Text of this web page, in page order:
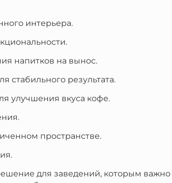
интерьера.
напитков на вынос.
стабильного результата.
улучшения вкуса кофе.
пространстве.
для заведений, которым важно